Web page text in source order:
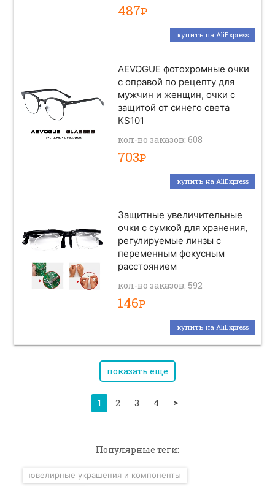
487Р
купить на AliExpress
AEVOGUE фотохромные очки
с оправой по рецепту для
мужчин и женщин, очки с
защитой от синего света
KS101
кол-во заказов: 608
703Р
купить на AliExpress
Защитные увеличительные
очки с сумкой для хранения,
регулируемые линзы с
переменным фокусным
расстоянием
кол-во заказов: 592
146Р
купить на AliExpress
показать еще
1 2 3 4 >
Популярные теги:
ювелирные украшения и компоненты